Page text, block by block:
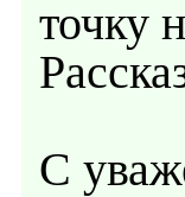
точку
С